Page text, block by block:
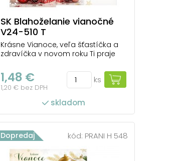
SK Blahoželanie vianočné
V24-510 T
Krásne Vianoce, veľa šťastíčka a
zdravíčka v novom roku Ti praje
1,48 €
1,20 € bez DPH
ks
skladom
Dopredaj kód: PRANI H 548